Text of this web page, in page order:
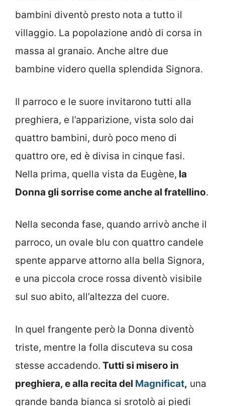
bambini diventò presto nota a tutto il
villaggio. La popolazione andò di corsa in
massa al granaio. Anche altre due
bambine videro quella splendida Signora.
Il parroco e le suore invitarono tutti alla
preghiera, e l’apparizione, vista solo dai
quattro bambini, durò poco meno di
quattro ore, ed è divisa in cinque fasi.
Nella prima, quella vista da Eugène, la
Donna gli sorrise come anche al fratellino.
Nella seconda fase, quando arrivò anche il
parroco, un ovale blu con quattro candele
spente apparve attorno alla bella Signora,
e una piccola croce rossa diventò visibile
sul suo abito, all’altezza del cuore.
In quel frangente però la Donna diventò
triste, mentre la folla discuteva su cosa
stesse accadendo. Tutti si misero in
preghiera, e alla recita del Magnificat, una
grande banda bianca si srotolò ai piedi